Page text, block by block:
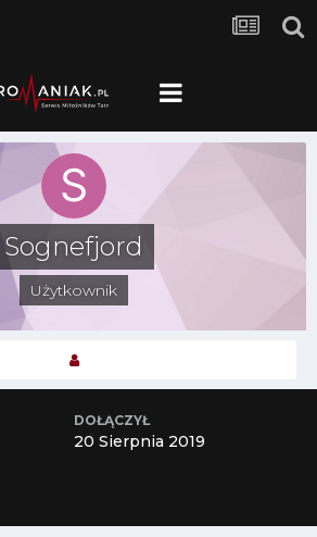
Sognefjord
Użytkownik
DOŁĄCZYŁ
20 Sierpnia 2019